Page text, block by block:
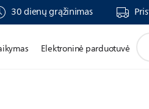
30 dienų grąžinimas
Elektroninė parduotuvė